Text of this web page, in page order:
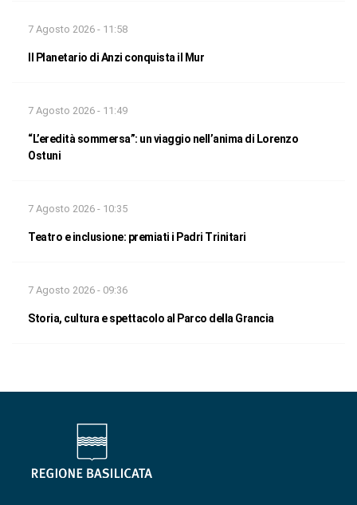
7 Agosto 2026 - 11:58
Il Planetario di Anzi conquista il Mur
7 Agosto 2026 - 11:49
“L’eredità sommersa”: un viaggio nell’anima di Lorenzo
Ostuni
7 Agosto 2026 - 10:35
Teatro e inclusione: premiati i Padri Trinitari
7 Agosto 2026 - 09:36
Storia, cultura e spettacolo al Parco della Grancia